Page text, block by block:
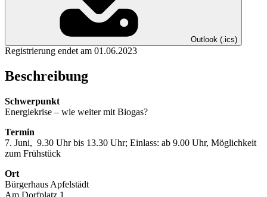
Outlook (.ics)
Registrierung endet am 01.06.2023
Beschreibung
Schwerpunkt
Energiekrise – wie weiter mit Biogas?
Termin
7. Juni, 9.30 Uhr bis 13.30 Uhr; Einlass: ab 9.00 Uhr, Möglichkeit
zum Frühstück
Ort
Bürgerhaus Apfelstädt
Am Dorfplatz 1